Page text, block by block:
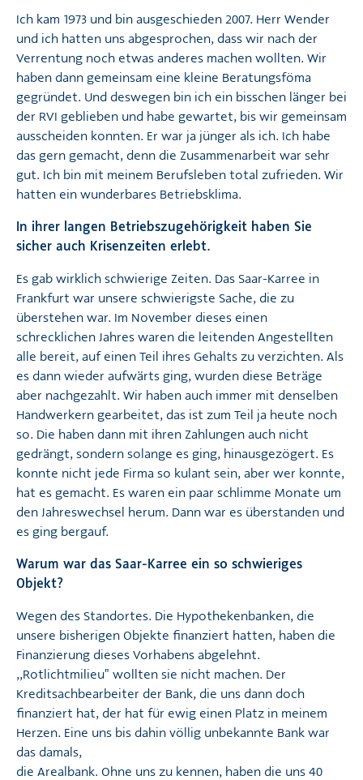
Ich kam 1973 und bin ausgeschieden 2007. Herr Wender
und ich hatten uns abgesprochen, dass wir nach der
Verrentung noch etwas anderes machen wollten. Wir
haben dann gemeinsam eine kleine Beratungsföma
gegründet. Und deswegen bin ich ein bisschen länger bei
der RVI geblieben und habe gewartet, bis wir gemeinsam
ausscheiden konnten. Er war ja jünger als ich. Ich habe
das gern gemacht, denn die Zusammenarbeit war sehr
gut. Ich bin mit meinem Berufsleben total zufrieden. Wir
hatten ein wunderbares Betriebsklima.
In ihrer langen Betriebszugehörigkeit haben Sie
sicher auch Krisenzeiten erlebt.
Es gab wirklich schwierige Zeiten. Das Saar-Karree in
Frankfurt war unsere schwierigste Sache, die zu
überstehen war. Im November dieses einen
schrecklichen Jahres waren die leitenden Angestellten
alle bereit, auf einen Teil ihres Gehalts zu verzichten. Als
es dann wieder aufwärts ging, wurden diese Beträge
aber nachgezahlt. Wir haben auch immer mit denselben
Handwerkern gearbeitet, das ist zum Teil ja heute noch
so. Die haben dann mit ihren Zahlungen auch nicht
gedrängt, sondern solange es ging, hinausgezögert. Es
konnte nicht jede Firma so kulant sein, aber wer konnte,
hat es gemacht. Es waren ein paar schlimme Monate um
den Jahreswechsel herum. Dann war es überstanden und
es ging bergauf.
Warum war das Saar-Karree ein so schwieriges
Objekt?
Wegen des Standortes. Die Hypothekenbanken, die
unsere bisherigen Objekte finanziert hatten, haben die
Finanzierung dieses Vorhabens abgelehnt.
,,Rotlichtmilieu" wollten sie nicht machen. Der
Kreditsachbearbeiter der Bank, die uns dann doch
finanziert hat, der hat für ewig einen Platz in meinem
Herzen. Eine uns bis dahin völlig unbekannte Bank war
das damals,
die Arealbank. Ohne uns zu kennen, haben die uns 40